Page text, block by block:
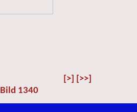
[>] [>>]
Bild 1340